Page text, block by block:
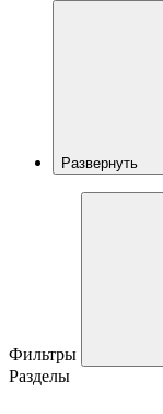
Развернуть
Фильтры
Разделы